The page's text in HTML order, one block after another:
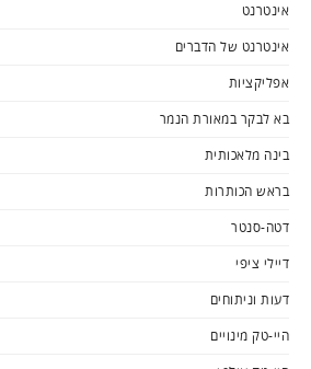
אינטרנט
אינטרנט של הדברים
אפליקציות
בא לבקר במאורת הנמר
בינה מלאכותית
בראש הכותרות
דטה-סנטר
דיילי ציפי
דעות וניתוחים
היי-טק מינויים